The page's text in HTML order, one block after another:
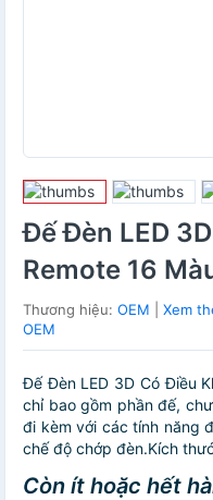
Đế Đèn LED
Remote 16
Thương hiệu: OEM
Xem
OEM
Đế Đèn LED 3D Có Điều
chỉ bao gồm phần đế,
đi kèm với các tính năng
chế độ chớp đèn.Kích
Còn ít hoặc hết